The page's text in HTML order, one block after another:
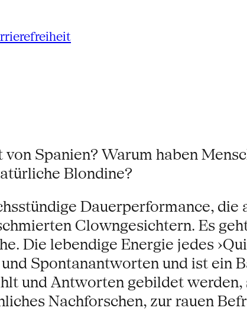
Spanien? Warum haben
Blondine?
Dauerperformance,
Clowngesichtern. Es
Die lebendige Energie jedes
Spontanantworten und ist ein
und Antworten gebildet
Nachforschen, zur rauen